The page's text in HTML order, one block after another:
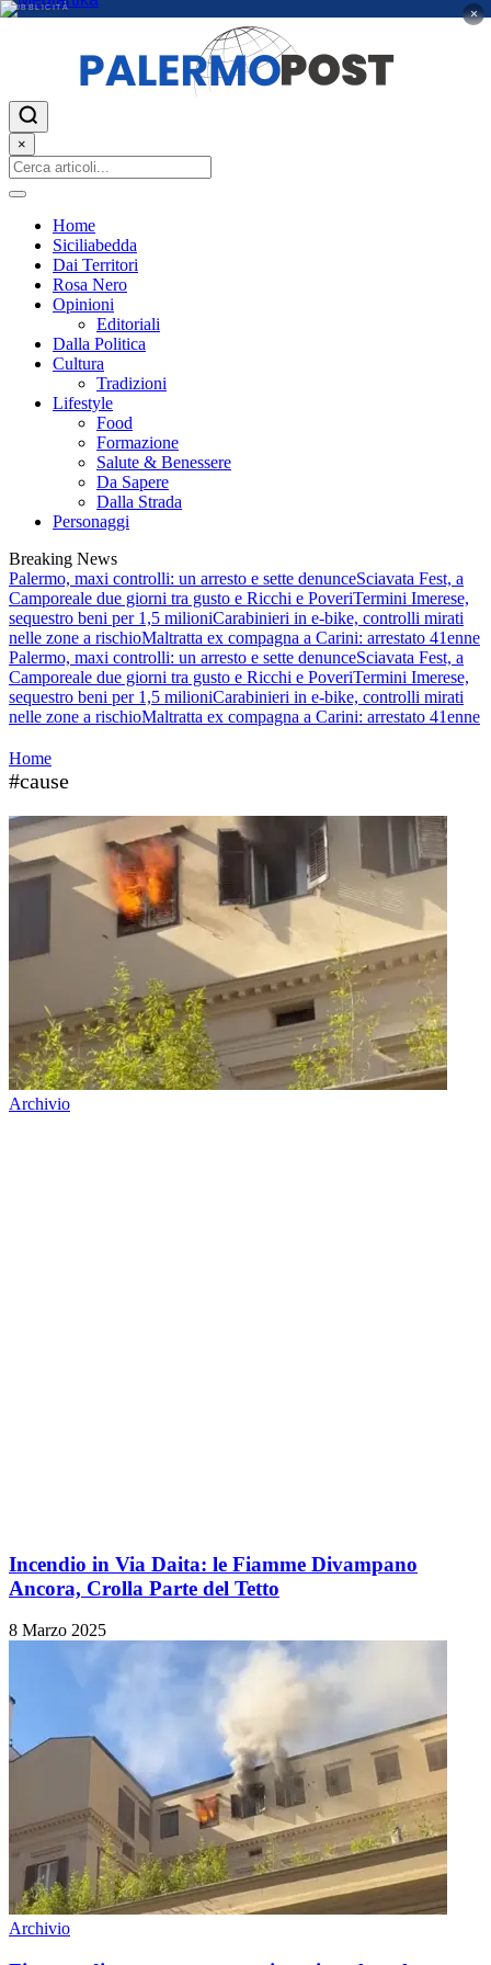
PUBBLICITÀ ×
×
Home
Siciliabedda
Dai Territori
Rosa Nero
Opinioni
Editoriali
Dalla Politica
Cultura
Tradizioni
Lifestyle
Food
Formazione
Salute & Benessere
Da Sapere
Dalla Strada
Personaggi
Breaking News
Palermo, maxi controlli: un arresto e sette denunceSciavata Fest, a
Camporeale due giorni tra gusto e Ricchi e PoveriTermini Imerese,
sequestro beni per 1,5 milioniCarabinieri in e-bike, controlli mirati
nelle zone a rischioMaltratta ex compagna a Carini: arrestato 41enne
Palermo, maxi controlli: un arresto e sette denunceSciavata Fest, a
Camporeale due giorni tra gusto e Ricchi e PoveriTermini Imerese,
sequestro beni per 1,5 milioniCarabinieri in e-bike, controlli mirati
nelle zone a rischioMaltratta ex compagna a Carini: arrestato 41enne
Home
#cause
Archivio
Incendio in Via Daita: le Fiamme Divampano
Ancora, Crolla Parte del Tetto
8 Marzo 2025
Archivio